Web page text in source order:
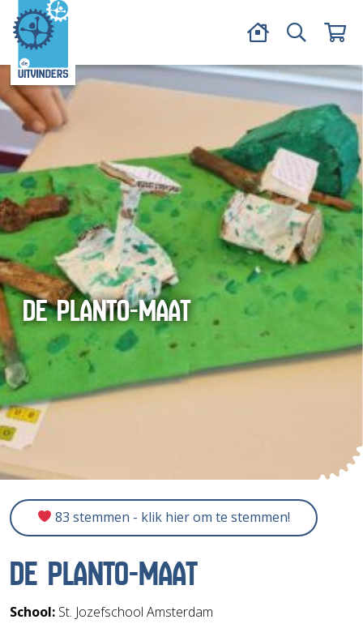
DE PLANTO-MAAT
83 stemmen - klik hier om te stemmen!
DE PLANTO-MAAT
School: St. Jozefschool Amsterdam